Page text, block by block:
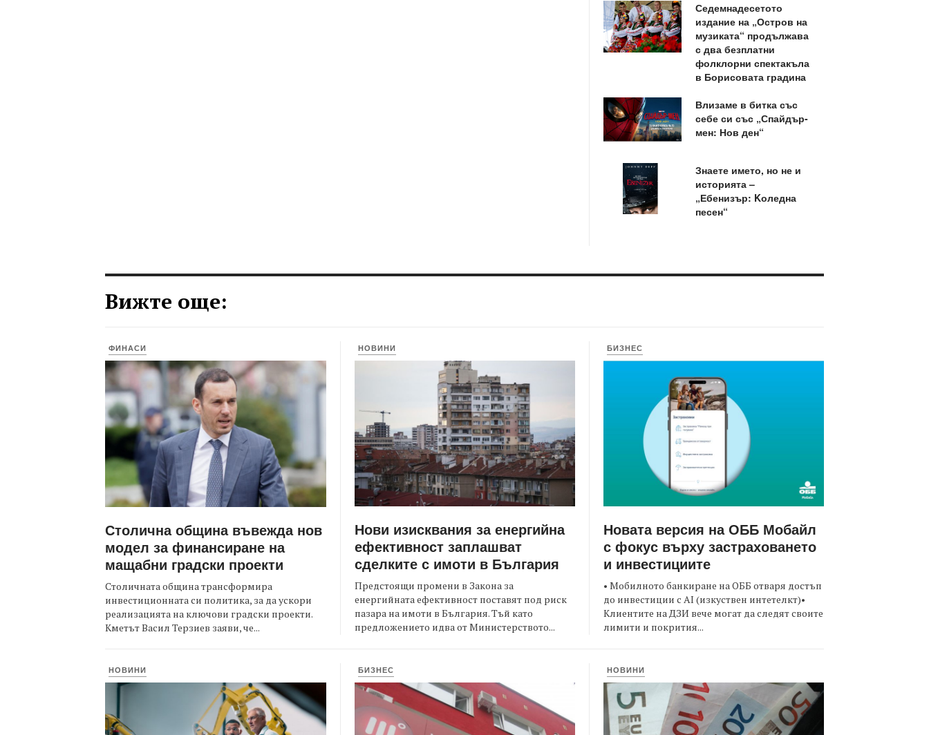
Седемнадесетото
издание на „Остров на
музиката“ продължава
с два безплатни
фолклорни спектакъла
в Борисовата градина
Влизаме в битка със
себе си със „Спайдър-
мен: Нов ден“
Знаете името, но не и
историята –
„Ебенизър: Kоледна
песен“
Вижте още:
ФИНАСИ
Столична община въвежда нов
модел за финансиране на
мащабни градски проекти
Столичната община трансформира
инвестиционната си политика, за да ускори
реализацията на ключови градски проекти.
Кметът Васил Терзиев заяви, че...
НОВИНИ
Нови изисквания за енергийна
ефективност заплашват
сделките с имоти в България
Предстоящи промени в Закона за
енергийната ефективност поставят под риск
пазара на имоти в България. Тъй като
предложението идва от Министерството...
БИЗНЕС
Новата версия на ОББ Мобайл
с фокус върху застраховането
и инвестициите
• Мобилното банкиране на ОББ отваря достъп
до инвестиции с AI (изкуствен интетелкт)•
Клиентите на ДЗИ вече могат да следят своите
лимити и покрития...
НОВИНИ БИЗНЕС НОВИНИ